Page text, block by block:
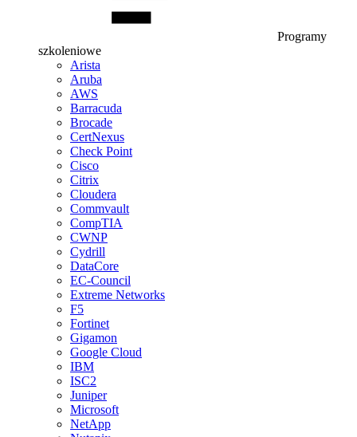
Programy
szkoleniowe
Arista
Aruba
AWS
Barracuda
Brocade
CertNexus
Check Point
Cisco
Citrix
Cloudera
Commvault
CompTIA
CWNP
Cydrill
DataCore
EC-Council
Extreme Networks
F5
Fortinet
Gigamon
Google Cloud
IBM
ISC2
Juniper
Microsoft
NetApp